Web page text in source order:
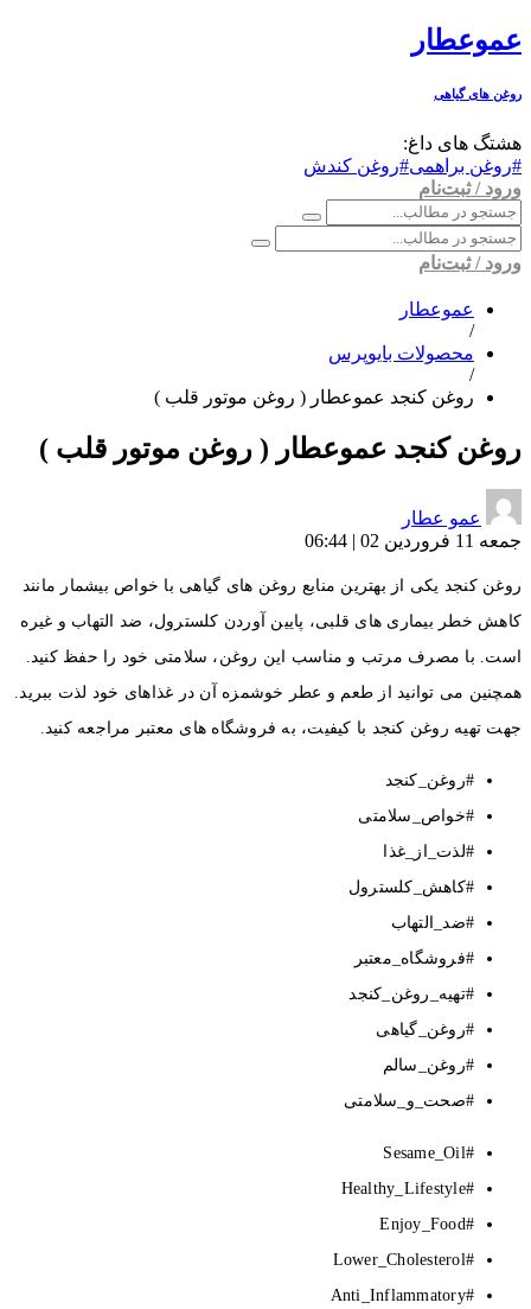
عموعطار
روغن های گیاهی
هشتگ های داغ:
#روغن براهمی#روغن کندش
ورود / ثبت‌نام
ورود / ثبت‌نام
عموعطار
/
محصولات بایوپرس
/
روغن کنجد عموعطار ( روغن موتور قلب )
روغن کنجد عموعطار ( روغن موتور قلب )
عمو عطار
جمعه 11 فروردین 02 | 06:44
روغن کنجد یکی از بهترین منابع روغن های گیاهی با خواص بیشمار مانند
کاهش خطر بیماری های قلبی، پایین آوردن کلسترول، ضد التهاب و غیره
است. با مصرف مرتب و مناسب این روغن، سلامتی خود را حفظ کنید.
همچنین می توانید از طعم و عطر خوشمزه آن در غذاهای خود لذت ببرید.
جهت تهیه روغن کنجد با کیفیت، به فروشگاه های معتبر مراجعه کنید.
#روغن_کنجد
#خواص_سلامتی
#لذت_از_غذا
#کاهش_کلسترول
#ضد_التهاب
#فروشگاه_معتبر
#تهیه_روغن_کنجد
#روغن_گیاهی
#روغن_سالم
#صحت_و_سلامتی
#Sesame_Oil
#Healthy_Lifestyle
#Enjoy_Food
#Lower_Cholesterol
#Anti_Inflammatory